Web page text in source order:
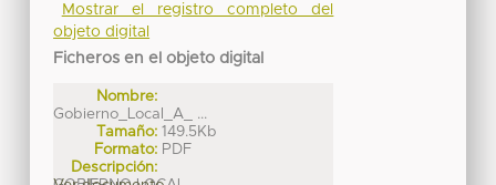
Mostrar el registro completo del
objeto digital
Ficheros en el objeto digital
Nombre:
Gobierno_Local_A_ ...
Tamaño: 149.5Kb
Formato: PDF
Descripción: